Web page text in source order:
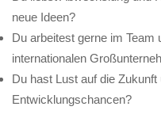
neue Ideen?
Du arbeitest gerne im Team
internationalen
Du hast Lust auf die
Entwicklungschancen?